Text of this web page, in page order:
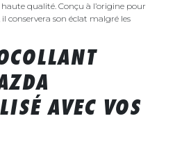
qualité. Conçu à l’origine pour
conservera son éclat malgré les
AVEC VOS